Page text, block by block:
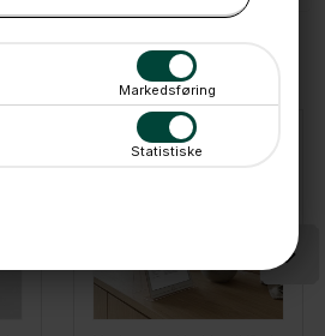
Markedsføring
Statistiske
IDÉER